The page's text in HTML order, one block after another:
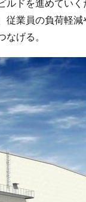
ドを進めてい
従業員の負荷軽
げる。